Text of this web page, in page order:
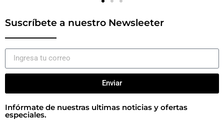
Suscríbete a nuestro Newsleeter
Enviar
Infórmate de nuestras ultimas noticias y ofertas
especiales.